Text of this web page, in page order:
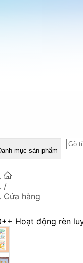
mục sản phẩm
/
Cửa hàng